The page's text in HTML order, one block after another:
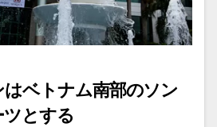
ベトナム南部のソン
とする